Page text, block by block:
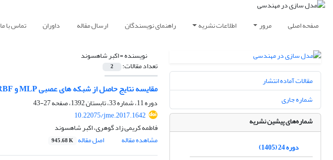
صفحه اصلی مرور اطلاعات نشریه راهنمای نویسندگان ارسال مقاله داوران تماس با ما
نویسنده =اکبر شاهسوند
تعداد مقالات: 2
مقایسه نتایج حاصل از شبکه‏ های عصبی MLP و RBF در پیش‌بینی نتایج حاصل از همزمانی پدیده‏ های انتقال جرم و انتقال حرارت
دوره 11، شماره 33، تابستان 1392، صفحه
27-43
10.22075/jme.2017.1642
فاطمه کریمی زاد گوهری، اکبر شاهسوند
مشاهده مقاله
اصل مقاله 945.68 K
مقالات آماده انتشار
شماره جاری
شماره‌های پیشین نشریه
دوره 24 (1405)